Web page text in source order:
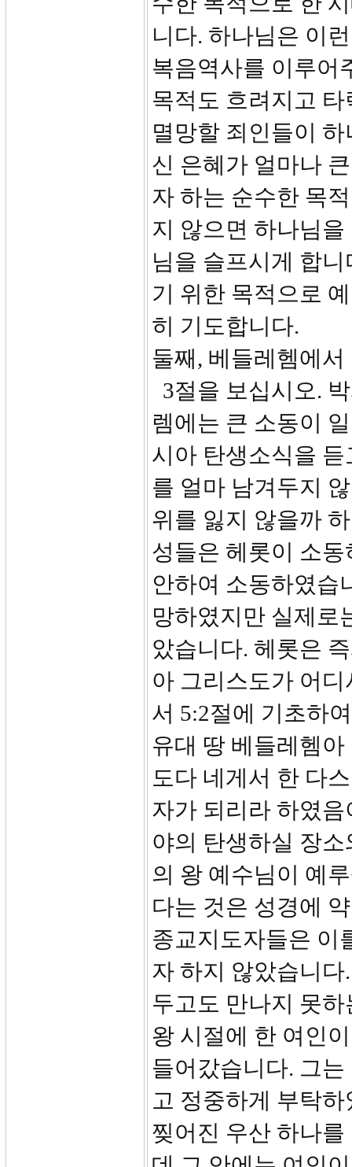
니다. 하나님은 이
복음역사를 이루어
목적도 흐려지고
멸망할 죄인들이
신 은혜가 얼마나
자 하는 순수한 목
지 않으면 하나님
님을 슬프시게 합
기 위한 목적으로
히 기도합니다.
둘째, 베들레헴에
3절을 보십시오.
렘에는 큰 소동이
시아 탄생소식을
를 얼마 남겨두지
위를 잃지 않을까
성들은 헤롯이 소
안하여 소동하였습
망하였지만 실제로
았습니다. 헤롯은
아 그리스도가 어
서 5:2절에 기초하
유대 땅 베들레헴
도다 네게서 한 다
자가 되리라 하였
야의 탄생하실 장
의 왕 예수님이 예
다는 것은 성경에
종교지도자들은 이
자 하지 않았습니
두고도 만나지 못
왕 시절에 한 여인
들어갔습니다. 그
고 정중하게 부탁
찢어진 우산 하나